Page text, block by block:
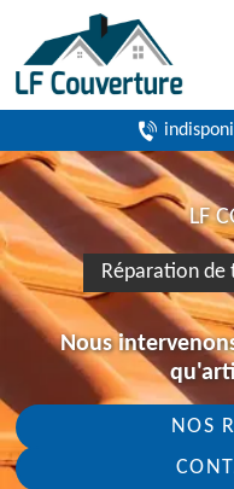
LF
Réparation de
Nous
NOS